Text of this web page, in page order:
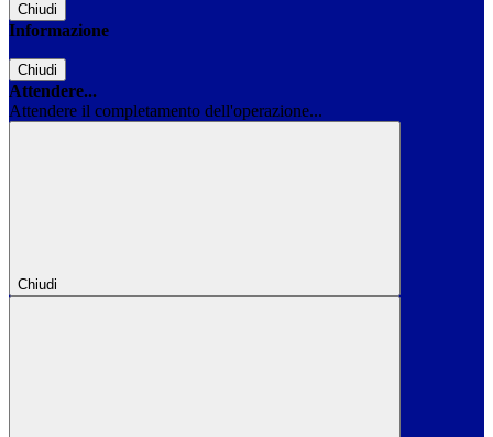
Chiudi
Informazione
Chiudi
Attendere...
Attendere il completamento dell'operazione...
Chiudi